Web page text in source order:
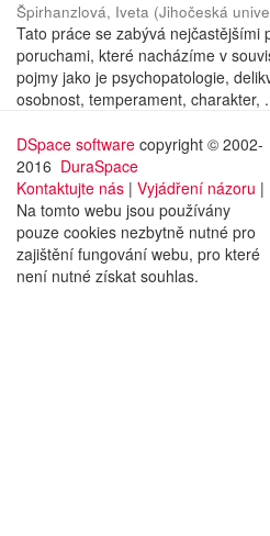
Špirhanzlová, Iveta (Jihočeská
Tato práce se zabývá nejčastějšími
poruchami, které nacházíme v
pojmy jako je psychopatologie,
osobnost, temperament, charakter,
DSpace software copyright © 2002-
2016 DuraSpace
Kontaktujte nás | Vyjádření názoru |
Na tomto webu jsou používány
pouze cookies nezbytně nutné pro
zajištění fungování webu, pro které
není nutné získat souhlas.